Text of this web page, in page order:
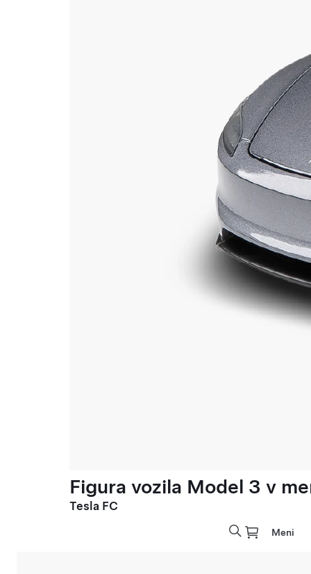
Figura vozila Model 3 v
Tesla FC
Meni